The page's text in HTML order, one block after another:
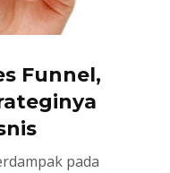
Funnel,
pada